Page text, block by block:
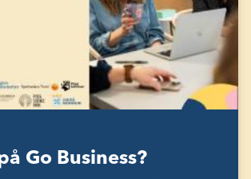
Go Business?